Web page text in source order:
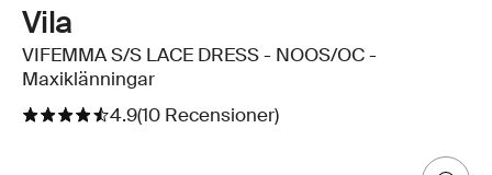
Vila
VIFEMMA S/S LACE DRESS - NOOS/OC -
Maxiklänningar
4.9(10 Recensioner)